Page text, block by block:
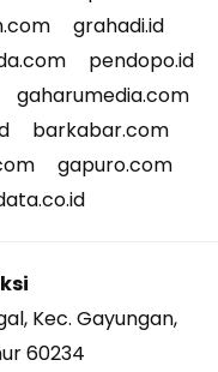
grahadi.id
pendopo.id
gaharumedia.com
barkabar.com
gapuro.com
Kec. Gayungan,
60234